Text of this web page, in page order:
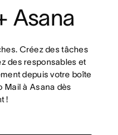
Asana
Créez des tâches
des responsables et
depuis votre boîte
Mail à Asana dès
!